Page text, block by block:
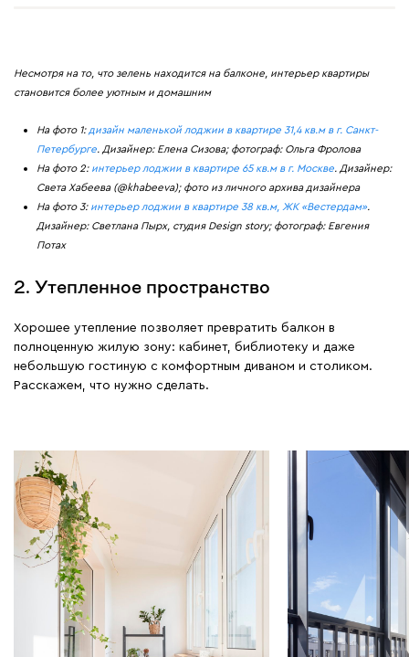
Несмотря на то, что зелень находится на балконе, интерьер квартиры
становится более уютным и домашним
На фото 1:дизайн маленькой лоджии в квартире 31,4 кв.м в г. Санкт-
Петербурге. Дизайнер: Елена Сизова; фотограф: Ольга Фролова
На фото 2: интерьер лоджии в квартире 65 кв.м в г. Москве. Дизайнер:
Света Хабеева (@khabeeva); фото из личного архива дизайнера
На фото 3: интерьер лоджии в квартире 38 кв.м, ЖК «Вестердам».
Дизайнер: Светлана Пырх, студия Design story; фотограф: Евгения
Потах
2. Утепленное пространство
Хорошее утепление позволяет превратить балкон в
полноценную жилую зону: кабинет, библиотеку и даже
небольшую гостиную с комфортным диваном и столиком.
Расскажем, что нужно сделать.